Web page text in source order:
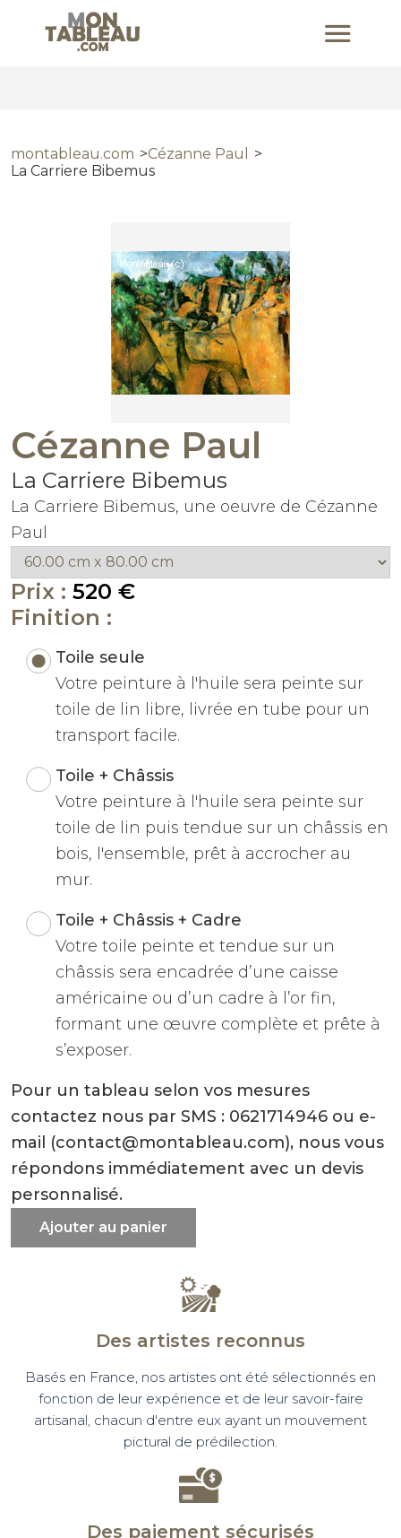
montableau.com
Cézanne Paul
La Carriere Bibemus
Cézanne Paul
La Carriere Bibemus
La Carriere Bibemus, une oeuvre de Cézanne
Paul
Prix : 520 €
Finition :
Toile seule
Votre peinture à l'huile sera peinte sur
toile de lin libre, livrée en tube pour un
transport facile.
Toile + Châssis
Votre peinture à l'huile sera peinte sur
toile de lin puis tendue sur un châssis en
bois, l'ensemble, prêt à accrocher au
mur.
Toile + Châssis + Cadre
Votre toile peinte et tendue sur un
châssis sera encadrée d’une caisse
américaine ou d’un cadre à l’or fin,
formant une œuvre complète et prête à
s’exposer.
Pour un tableau selon vos mesures
contactez nous par SMS : 0621714946 ou e-
mail (contact@montableau.com), nous vous
répondons immédiatement avec un devis
personnalisé.
Ajouter au panier
Des artistes reconnus
Basés en France, nos artistes ont été sélectionnés en
fonction de leur expérience et de leur savoir-faire
artisanal, chacun d'entre eux ayant un mouvement
pictural de prédilection.
Des paiement sécurisés